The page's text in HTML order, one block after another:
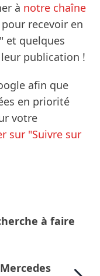
à notre chaîne
pour recevoir en
et quelques
publication !
afin que
en priorité
votre
sur "Suivre sur
à faire